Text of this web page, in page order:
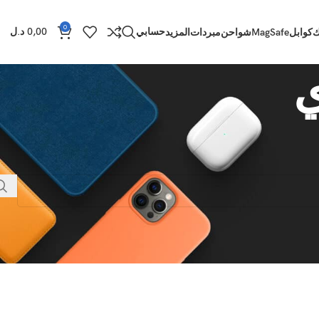
كوابلMagSafeشواحنمبردات المزيدحسابي 0
0,00 د.ل